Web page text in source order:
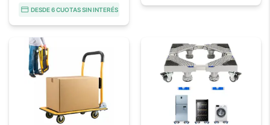
DESDE 6 CUOTAS SIN INTERÉS